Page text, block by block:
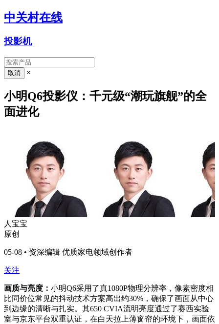
中关村在线
投影机
×
小明Q6投影仪：千元级“潮玩旗舰”的全
面进化
人宝宝
原创
05-08 • 资深编辑 优质家电领域创作者
关注
画质与亮度： 小明Q6采用了真1080P物理分辨率，像素密度相
比同价位常见的抖动技术方案高出约30%，确保了画面从中心
到边缘的清晰与扎实。其650 CVIA流明亮度通过了赛西实验
室与京东平台双重认证，在白天拉上薄窗帘的环境下，画面依